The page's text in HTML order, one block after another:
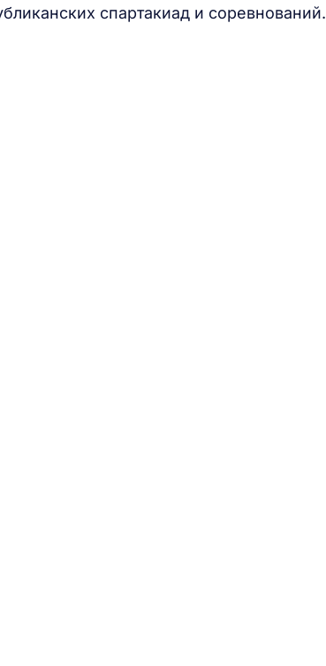
спартакиад и соревнований.